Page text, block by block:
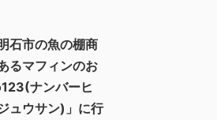
石市の魚の棚商
るマフィンのお
ナンバーヒ
ュウサン)」に行